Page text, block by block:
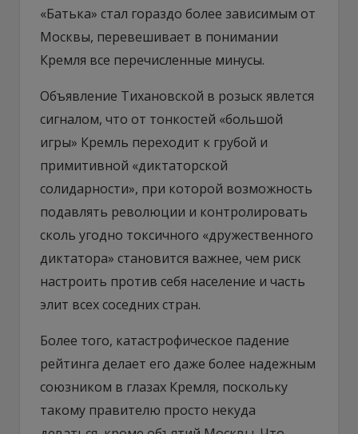
«Батька» стал гораздо более зависимым от
Москвы, перевешивает в понимании
Кремля все перечисленные минусы.
Объявление Тихановской в розыск явлется
сигналом, что от тонкостей «большой
игры» Кремль переходит к грубой и
примитивной «диктаторской
солидарности», при которой возможность
подавлять революции и контролировать
сколь угодно токсичного «дружественного
диктатора» становится важнее, чем риск
настроить против себя население и часть
элит всех соседних стран.
Более того, катастрофическое падение
рейтинга делает его даже более надежным
союзником в глазах Кремля, поскольку
такому правителю просто некуда